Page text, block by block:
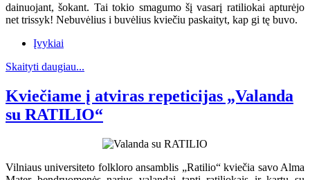
dainuojant, šokant. Tai tokio smagumo šį vasarį ratiliokai apturėjo
net trissyk! Nebuvėlius i buvėlius kviečiu paskaityt, kap gi tę buvo.
Įvykiai
Skaityti daugiau...
Kviečiame į atviras repeticijas „Valanda
su RATILIO“
Vilniaus universiteto folkloro ansamblis „Ratilio“ kviečia savo Alma